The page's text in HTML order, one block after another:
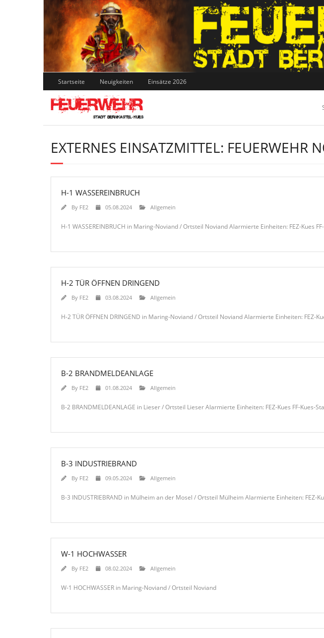
Skip
to
content
Startseite Neuigkeiten Einsätze 2026
EXTERNES EINSATZMITTEL: FEUERWEHR
H-1 WASSEREINBRUCH
By FE2 05.08.2024 Allgemein
H-1 WASSEREINBRUCH in Maring-Noviand / Ortsteil Noviand Alarmierte Einheiten: FEZ-Kues
H-2 TÜR ÖFFNEN DRINGEND
By FE2 03.08.2024 Allgemein
H-2 TÜR ÖFFNEN DRINGEND in Maring-Noviand / Ortsteil Noviand Alarmierte Einheiten: FEZ-
B-2 BRANDMELDEANLAGE
By FE2 01.08.2024 Allgemein
B-2 BRANDMELDEANLAGE in Lieser / Ortsteil Lieser Alarmierte Einheiten: FEZ-Kues FF-
B-3 INDUSTRIEBRAND
By FE2 09.05.2024 Allgemein
B-3 INDUSTRIEBRAND in Mülheim an der Mosel / Ortsteil Mülheim Alarmierte Einheiten: FEZ-
W-1 HOCHWASSER
By FE2 08.02.2024 Allgemein
W-1 HOCHWASSER in Maring-Noviand / Ortsteil Noviand